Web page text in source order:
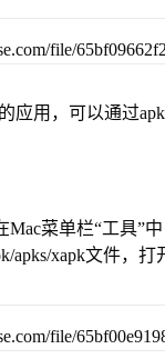
应用，可以通过
Mac菜单栏“工具”
xapk文件，打